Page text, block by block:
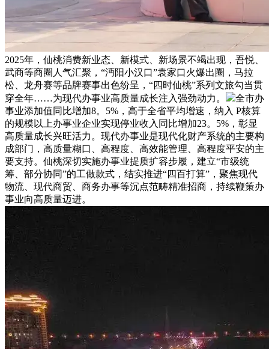
2025年，仙桃消费新业态、新模式、新场景不竭出现，吾悦、
武商等商圈人气汇聚，“沔阳小汉口”袁家口火爆出圈，马拉
松、龙舟赛等品牌赛事出色纷呈，“四时仙桃”系列文旅勾当贯
穿全年……为现代办事业高质量成长注入强劲动力。
全市办
事业添加值同比增加8。5%，高于全省平均增速，纳入 P核算
的规模以上办事业企业实现停业收入同比增加23。5%，彰显
高质量成长兴旺活力。现代办事业是现代化财产系统的主要构
成部门，高质量糊口、高程度、高效能管理、高程度平安的主
要支持。仙桃深切实施办事业提质扩容步履，建立“市级统
筹、部分协同”的工做款式，结实推进“四百打算”，聚焦现代
物流、现代商贸、商务办事等沉点范畴精准招商，持续鞭策办
事业向高质量迈进。